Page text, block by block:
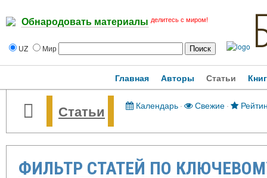
Обнародовать материалы делитесь с миром!
UZ Мир
Главная Авторы Статьи
Статьи Календарь· Свежие·
ФИЛЬТР СТАТЕЙ ПО